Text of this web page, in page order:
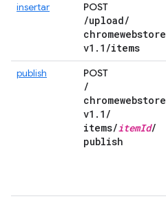
insertar
POST
/upload/
chromewebstore
v1 . 1 /items
publish POST
/
chromewebstore
v1 . 1 /
items/itemId/
publish